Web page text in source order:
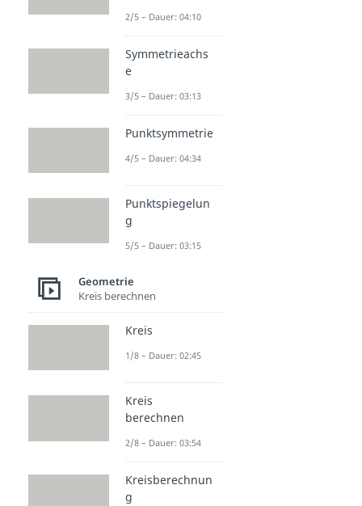
2/5 – Dauer: 04:10
Symmetrieachs
e
3/5 – Dauer: 03:13
Punktsymmetrie
4/5 – Dauer: 04:34
Punktspiegelun
g
5/5 – Dauer: 03:15
Geometrie
Kreis berechnen
Kreis
1/8 – Dauer: 02:45
Kreis
berechnen
2/8 – Dauer: 03:54
Kreisberechnun
g